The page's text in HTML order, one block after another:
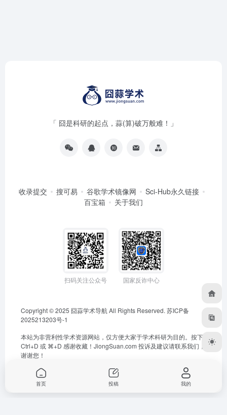
「 囧是科研的起点，蒜(算)破万般难！」
收录提交 搜可易 谷歌学术镜像网
Sci-Hub永久链接
百宝箱
关于我们
扫码关注公众号 国家反诈中心
Copyright © 2025 囧蒜学术导航All Rights Reserved. 苏ICP备
2025213203号-1
本站为非营利性学术资源网站，仅方便大家于学术科研为目的。按下
Ctrl+D 或 ⌘+D 感谢收藏！ JiongSuan.com 投诉及建议请联系我们，
谢谢您！
首页 投稿 我的